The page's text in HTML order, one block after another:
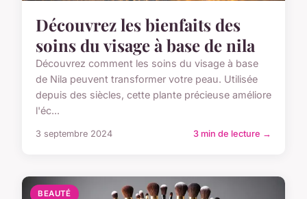
Découvrez les bienfaits des
soins du visage à base de nila
Découvrez comment les soins du visage à base
de Nila peuvent transformer votre peau. Utilisée
depuis des siècles, cette plante précieuse améliore
l'éc...
3 septembre 2024 3 min de lecture →
BEAUTÉ